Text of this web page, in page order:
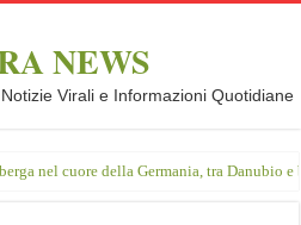
NEWS
Virali e Informazioni Quotidiane
nel cuore della Germania, tra Danubio